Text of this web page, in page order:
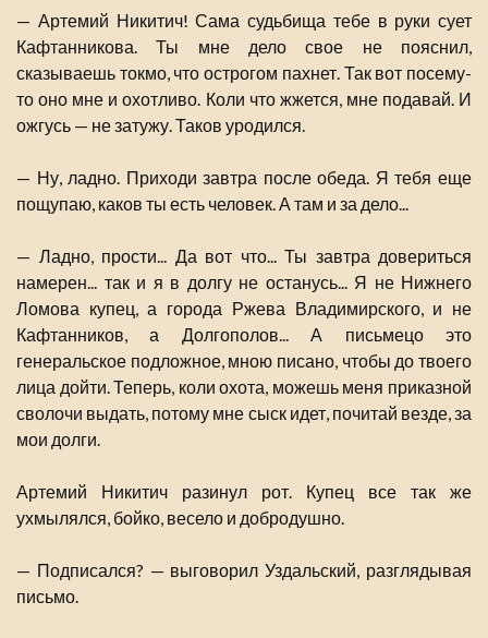
— Артемий Никитич! Сама судьбища тебе в руки сует
Кафтанникова. Ты мне дело свое не пояснил,
сказываешь токмо, что острогом пахнет. Так вот посему-
то оно мне и охотливо. Коли что жжется, мне подавай. И
ожгусь — не затужу. Таков уродился.
— Ну, ладно. Приходи завтра после обеда. Я тебя еще
пощупаю, каков ты есть человек. А там и за дело...
— Ладно, прости... Да вот что... Ты завтра довериться
намерен... так и я в долгу не останусь... Я не Нижнего
Ломова купец, а города Ржева Владимирского, и не
Кафтанников, а Долгополов... А письмецо это
генеральское подложное, мною писано, чтобы до твоего
лица дойти. Теперь, коли охота, можешь меня приказной
сволочи выдать, потому мне сыск идет, почитай везде, за
мои долги.
Артемий Никитич разинул рот. Купец все так же
ухмылялся, бойко, весело и добродушно.
— Подписался? — выговорил Уздальский, разглядывая
письмо.